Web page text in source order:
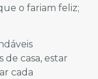
o fariam feliz;
casa, estar
cada